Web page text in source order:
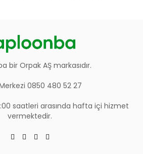
bir Orpak AŞ markasıdır.
0850 480 52 27
saatleri arasında hafta içi hizmet
vermektedir.